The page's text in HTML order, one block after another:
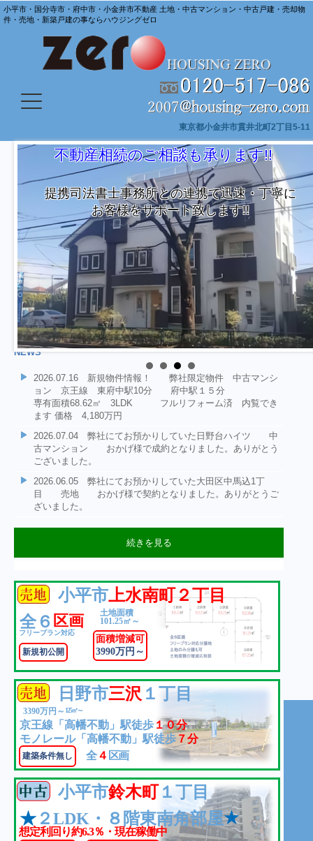
小平市・国分寺市・府中市・小金井市不動産 土地・中古マンション・中古戸建・売却物
件・売地・新築戸建の事ならハウジングゼロ
東京都小金井市貫井北町2丁目5-11
不動産相続のご相談も承ります!!
提携司法書士事務所との連携で迅速・丁寧に
お客様をサポート致します!!
NEWS
2026.07.16 新規物件情報！ 弊社限定物件 中古マンシ
ョン 京王線 東府中駅10分 府中駅１５分
専有面積68.62㎡ 3LDK フルリフォーム済 内覧でき
ます 価格 4,180万円
2026.07.04 弊社にてお預かりしていた日野台ハイツ 中
古マンション おかげ様で成約となりました。ありがとう
ございました。
2026.06.05 弊社にてお預かりしていた大田区中馬込1丁
目 売地 おかげ様で契約となりました。ありがとうご
ざいました。
続きを見る
目 売地 おかげ様で契約となりました。ありがとうご
ざいました。
ョン 日野台ハイツ 価格1,580万円
専有面積61.30㎡ 2LDK JR中央線
日野駅 徒歩9分
田区中馬込1丁目 価格3980万円
土地：64.77㎡ 建ぺい容積率60.160%
ン 小平市鈴木町1丁目 1980万円
2LDK 8階東南角部屋 表面利回り
6.3%
１月4日とさせて頂きます
目 売地 おかげ様で契約となりました。ありがとうござい
ました。
１１０．６２㎡の整形地
価格4,680万円 JR西国分寺駅 徒歩
１０分 弊社限定物件です お気軽にお問い合わせくださ
い。
地D号地 おかげ様で成約となりました。ありがとうござい
ました。
地A号地 おかげ様で成約となりました。ありがとうござい
ました。
地C号地 おかげ様で成約となりました。ありがとうござい
ました。
和泉本町 大型３LDK、LDK約１７帖、固定階段ロフト付
げ様で成約となりました。
若松町４丁目 約１４７㎡、整形地・東南角地・住環境良好
♬
町 ゆとりの大型間取り・約９５㎡～
JR青梅線「東中神」駅徒歩９分
小平市上水南町２丁目
全６ 区画
土地面積
101.25㎡～
フリープラン対応
新規初公開
面積増減可
3990万円～
日野市三沢 １丁目
3390万円～ 125㎡～
京王線「高幡不動」駅徒歩 １０分
モノレール「高幡不動」駅徒歩 ７分
建築条件無し 全４ 区画
小平市鈴木町１丁目
★２LDK・８階東南角部屋★
想定利回り約6.3％・現在稼働中